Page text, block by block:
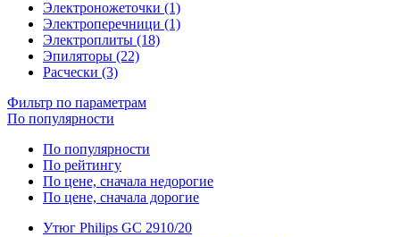
Электроножеточки (1)
Электроперечници (1)
Электроплиты (18)
Эпиляторы (22)
Расчески (3)
Фильтр по параметрам
По популярности
По популярности
По рейтингу
По цене, сначала недорогие
По цене, сначала дорогие
Утюг Philips GC 2910/20